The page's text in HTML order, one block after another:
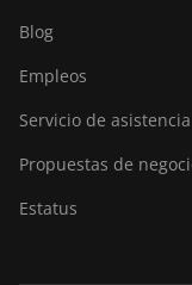
Blog
Empleos
Servicio de asistencia
Propuestas de
Estatus